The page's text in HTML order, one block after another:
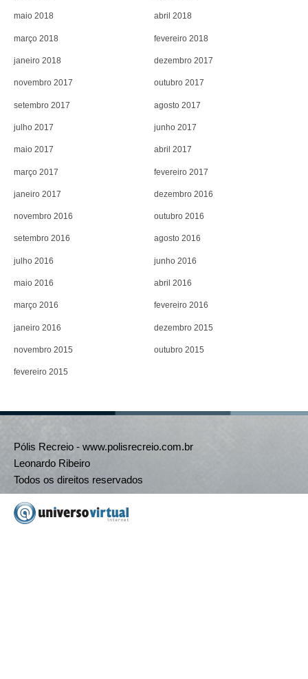
maio 2018 abril 2018
março 2018 fevereiro 2018
janeiro 2018 dezembro 2017
novembro 2017 outubro 2017
setembro 2017 agosto 2017
julho 2017 junho 2017
maio 2017 abril 2017
março 2017 fevereiro 2017
janeiro 2017 dezembro 2016
novembro 2016 outubro 2016
setembro 2016 agosto 2016
julho 2016 junho 2016
maio 2016 abril 2016
março 2016 fevereiro 2016
janeiro 2016 dezembro 2015
novembro 2015 outubro 2015
fevereiro 2015
Pólis Recreio - www.polisrecreio.com.br
Leonardo Ribeiro
Todos os direitos reservados